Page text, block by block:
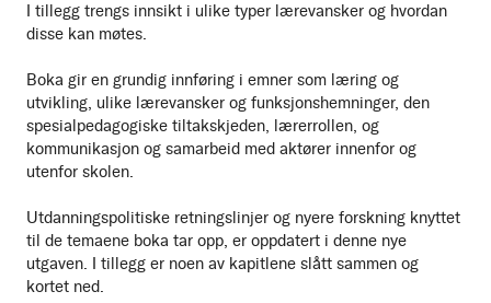
I tillegg trengs innsikt i ulike typer lærevansker og hvordan
disse kan møtes.
Boka gir en grundig innføring i emner som læring og
utvikling, ulike lærevansker og funksjonshemninger, den
spesialpedagogiske tiltakskjeden, lærerrollen, og
kommunikasjon og samarbeid med aktører innenfor og
utenfor skolen.
Utdanningspolitiske retningslinjer og nyere forskning knyttet
til de temaene boka tar opp, er oppdatert i denne nye
utgaven. I tillegg er noen av kapitlene slått sammen og
kortet ned.